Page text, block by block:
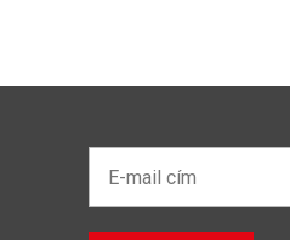
mail
cím*